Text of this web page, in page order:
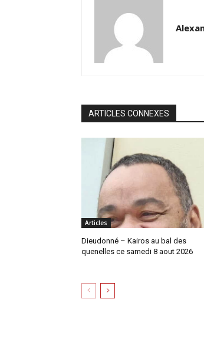
ARTICLES CONNEXES
Articles
Dieudonné – Kairos au bal des
quenelles ce samedi 8 aout 2026